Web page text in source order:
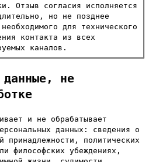
Отзыв согласия исполняется
но не позднее
для технического
контакта из всех
каналов.
данные, не
и не обрабатывает
данных: сведения о
принадлежности, политических
философских убеждениях,